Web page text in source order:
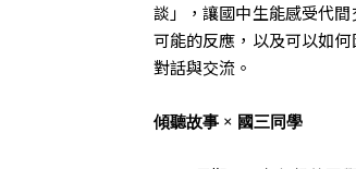
談」，讓國中生能感受代
可能的反應，以及可以如
對話與交流。
傾聽故事 × 國三同學